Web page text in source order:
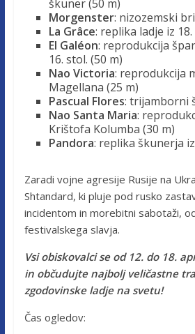
škuner (50 m)
Morgenster: nizozemski
La Grâce: replika ladje iz
El Galéon: reprodukcija
16. stol. (50 m)
Nao Victoria: reprodukcija
Magellana (25 m)
Pascual Flores: trijamborni
Nao Santa Maria:
Krištofa Kolumba (30 m)
Pandora: replika škunerja
Zaradi vojne agresije Rusije na
Shtandard, ki pluje pod rusko
incidentom in morebitni sabotaži,
festivalskega slavja.
Vsi obiskovalci se od 12. do 18.
in občudujte najbolj veličastne
zgodovinske ladje na svetu!
Čas ogledov: